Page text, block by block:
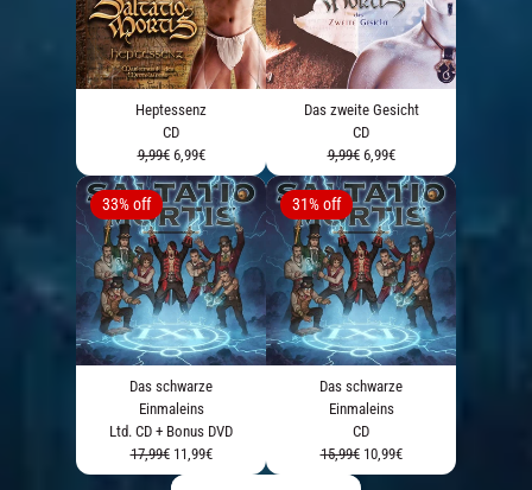
Heptessenz
CD
9,99€ 6,99€
Das zweite Gesicht
CD
9,99€ 6,99€
Das schwarze
Einmaleins
Ltd. CD + Bonus DVD
17,99€ 11,99€
33% off
Das schwarze
Einmaleins
CD
15,99€ 10,99€
31% off